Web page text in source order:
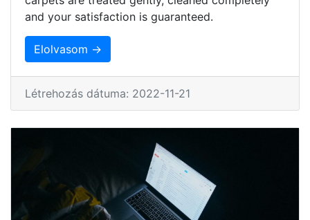
and your satisfaction is guaranteed.
Elolvasom →
Létrehozás dátuma: 2022-11-21